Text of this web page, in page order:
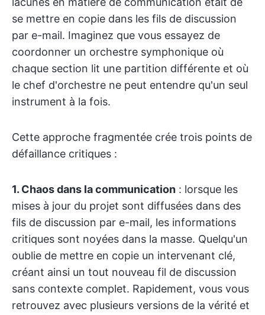
se mettre en copie dans les fils de discussion
par e-mail. Imaginez que vous essayez de
coordonner un orchestre symphonique où
chaque section lit une partition différente et où
le chef d'orchestre ne peut entendre qu'un seul
instrument à la fois.
Cette approche fragmentée crée trois points de
défaillance critiques :
1. Chaos dans la communication : lorsque les
mises à jour du projet sont diffusées dans des
fils de discussion par e-mail, les informations
critiques sont noyées dans la masse. Quelqu'un
oublie de mettre en copie un intervenant clé,
créant ainsi un tout nouveau fil de discussion
sans contexte complet. Rapidement, vous vous
retrouvez avec plusieurs versions de la vérité et